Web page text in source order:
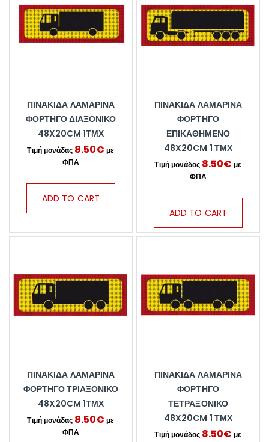
ΠΙΝΑΚΊΔΑ ΛΑΜΑΡΊΝΑ
ΦΟΡΤΗΓΌ ΔΙΑΞΟΝΙΚΌ
48X20CM 1ΤΜΧ
8.50€
ADD TO CART
ΠΙΝΑΚΊΔΑ ΛΑΜΑΡΊΝΑ
ΦΟΡΤΗΓΌ
ΕΠΙΚΑΘΉΜΕΝΟ
48X20CM 1 ΤΜΧ
8.50€
ADD TO CART
ΠΙΝΑΚΊΔΑ ΛΑΜΑΡΊΝΑ
ΦΟΡΤΗΓΌ ΤΡΙΑΞΟΝΙΚΌ
48X20CM 1ΤΜΧ
8.50€
ΠΙΝΑΚΊΔΑ ΛΑΜΑΡΊΝΑ
ΦΟΡΤΗΓΌ
ΤΕΤΡΑΞΟΝΙΚΌ
48X20CM 1 ΤΜΧ
8.50€